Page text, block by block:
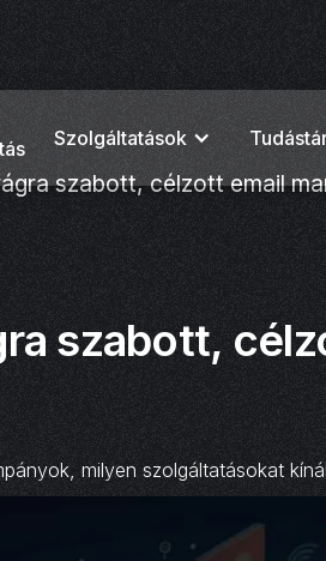
Szolgáltatások
szabott, célzott email
szabott,
milyen szolgáltatásokat